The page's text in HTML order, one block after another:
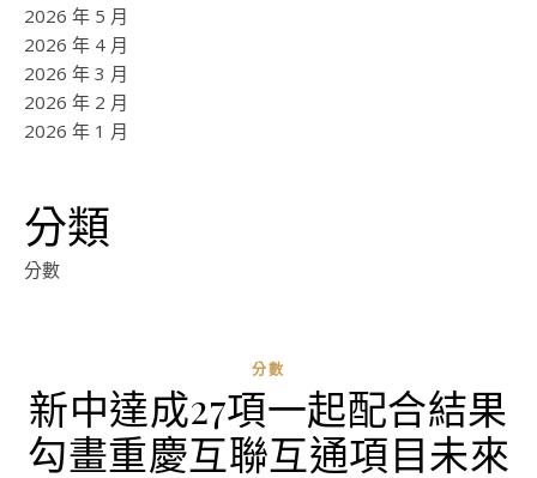
2026 年 5 月
2026 年 4 月
2026 年 3 月
2026 年 2 月
2026 年 1 月
分類
分數
分數
新中達成27項一起配合結果
勾畫重慶互聯互通項目未來